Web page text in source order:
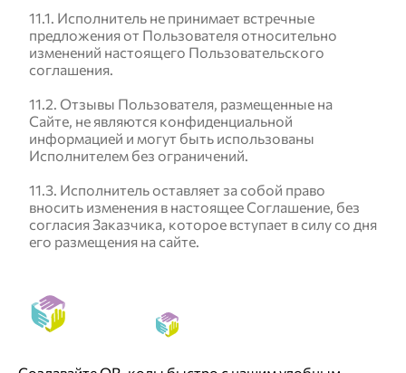
11.1. Исполнитель не принимает встречные
предложения от Пользователя относительно
изменений настоящего Пользовательского
соглашения.
11.2. Отзывы Пользователя, размещенные на
Сайте, не являются конфиденциальной
информацией и могут быть использованы
Исполнителем без ограничений.
11.3. Исполнитель оставляет за собой право
вносить изменения в настоящее Соглашение, без
согласия Заказчика, которое вступает в силу со дня
его размещения на сайте.